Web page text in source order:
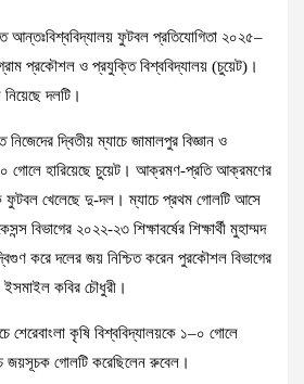
আন্তঃবিশ্ববিদ্যালয় ফুটবল প্রতিযোগিতা ২০২৫–
প্রকৌশল ও প্রযুক্তি বিশ্ববিদ্যালয় (চুয়েট)।
দলটি।
দ্বিতীয় ম্যাচে জামালপুর বিজ্ঞান ও
গোলে হারিয়েছে চুয়েট। আক্রমণ-প্রতি আক্রমণের
ফুটবল খেলেছে দু-দল। ম্যাচে প্রথম গোলটি আসে
বিভাগের ২০২২-২৩ শিক্ষাবর্ষের শিক্ষার্থী মুহাম্মদ
করে দলের জয় নিশ্চিত করেন পুরকৌশল বিভাগের
ইসমাইল কবির চৌধুরী।
শেরেবাংলা কৃষি বিশ্ববিদ্যালয়কে ১–০ গোলে
জয়সূচক গোলটি করেছিলেন রুবেল।